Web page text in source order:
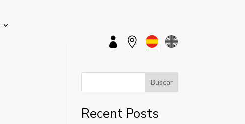
 
Buscar
Recent Posts